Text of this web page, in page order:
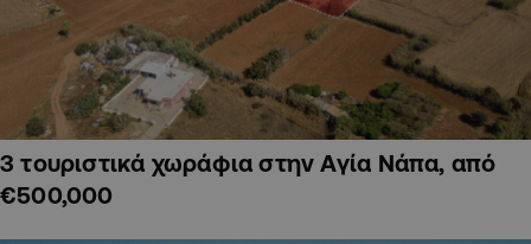
3 τουριστικά χωράφια στην Αγία Νάπα, από
€500,000